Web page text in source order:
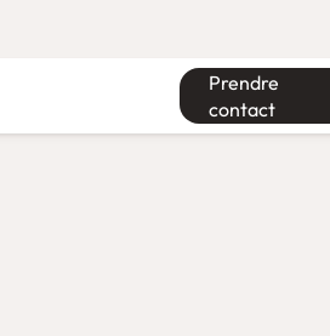
de l’innovation
Prendre
contact